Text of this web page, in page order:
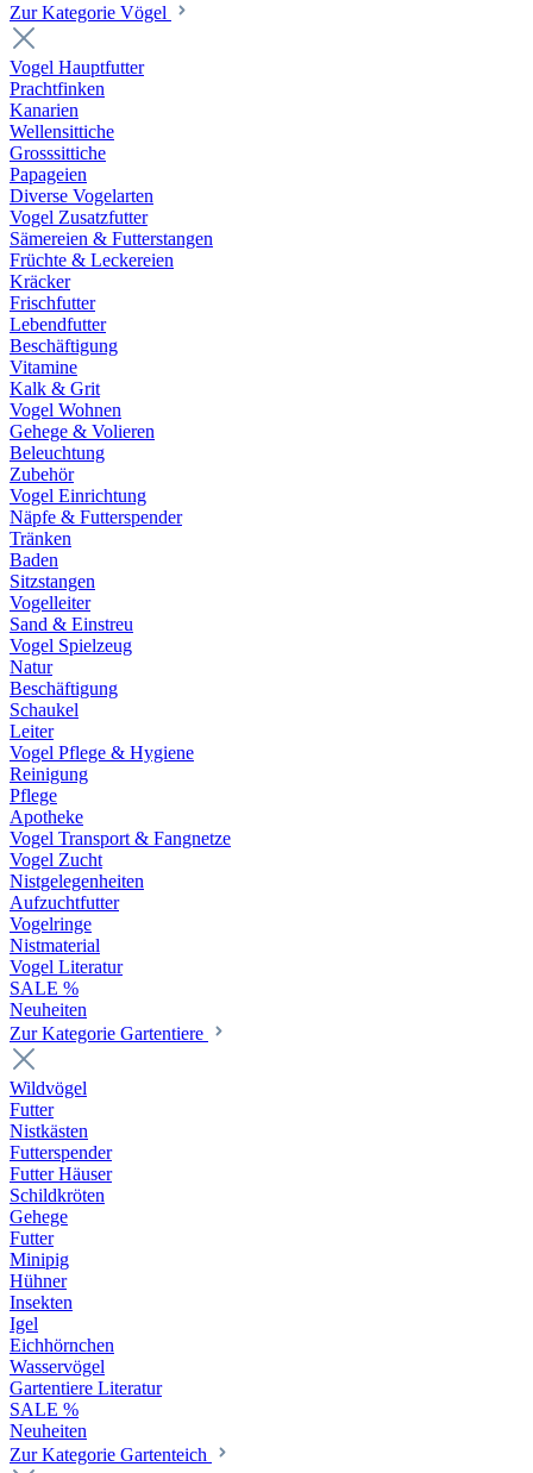
Zur Kategorie Vögel
Vogel Hauptfutter
Prachtfinken
Kanarien
Wellensittiche
Grosssittiche
Papageien
Diverse Vogelarten
Vogel Zusatzfutter
Sämereien & Futterstangen
Früchte & Leckereien
Kräcker
Frischfutter
Lebendfutter
Beschäftigung
Vitamine
Kalk & Grit
Vogel Wohnen
Gehege & Volieren
Beleuchtung
Zubehör
Vogel Einrichtung
Näpfe & Futterspender
Tränken
Baden
Sitzstangen
Vogelleiter
Sand & Einstreu
Vogel Spielzeug
Natur
Beschäftigung
Schaukel
Leiter
Vogel Pflege & Hygiene
Reinigung
Pflege
Apotheke
Vogel Transport & Fangnetze
Vogel Zucht
Nistgelegenheiten
Aufzuchtfutter
Vogelringe
Nistmaterial
Vogel Literatur
SALE %
Neuheiten
Zur Kategorie Gartentiere
Wildvögel
Futter
Nistkästen
Futterspender
Futter Häuser
Schildkröten
Gehege
Futter
Minipig
Hühner
Insekten
Igel
Eichhörnchen
Wasservögel
Gartentiere Literatur
SALE %
Neuheiten
Zur Kategorie Gartenteich